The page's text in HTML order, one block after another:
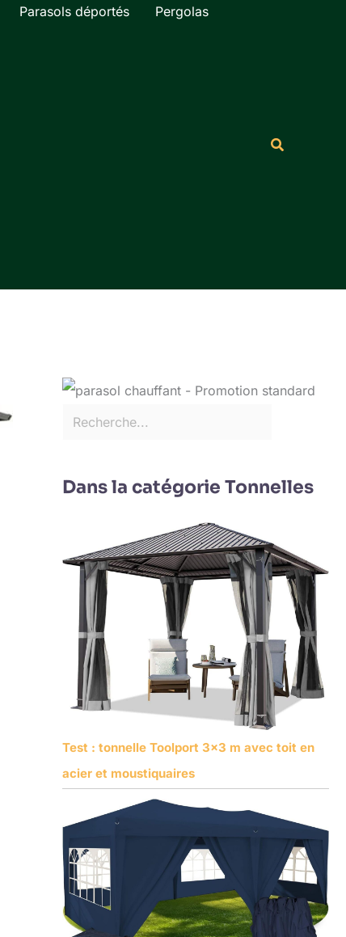
Parasols déportés
Pergolas
Rechercher
Dans la catégorie Tonnelles
Test : tonnelle Toolport 3×3 m avec toit en
acier et moustiquaires